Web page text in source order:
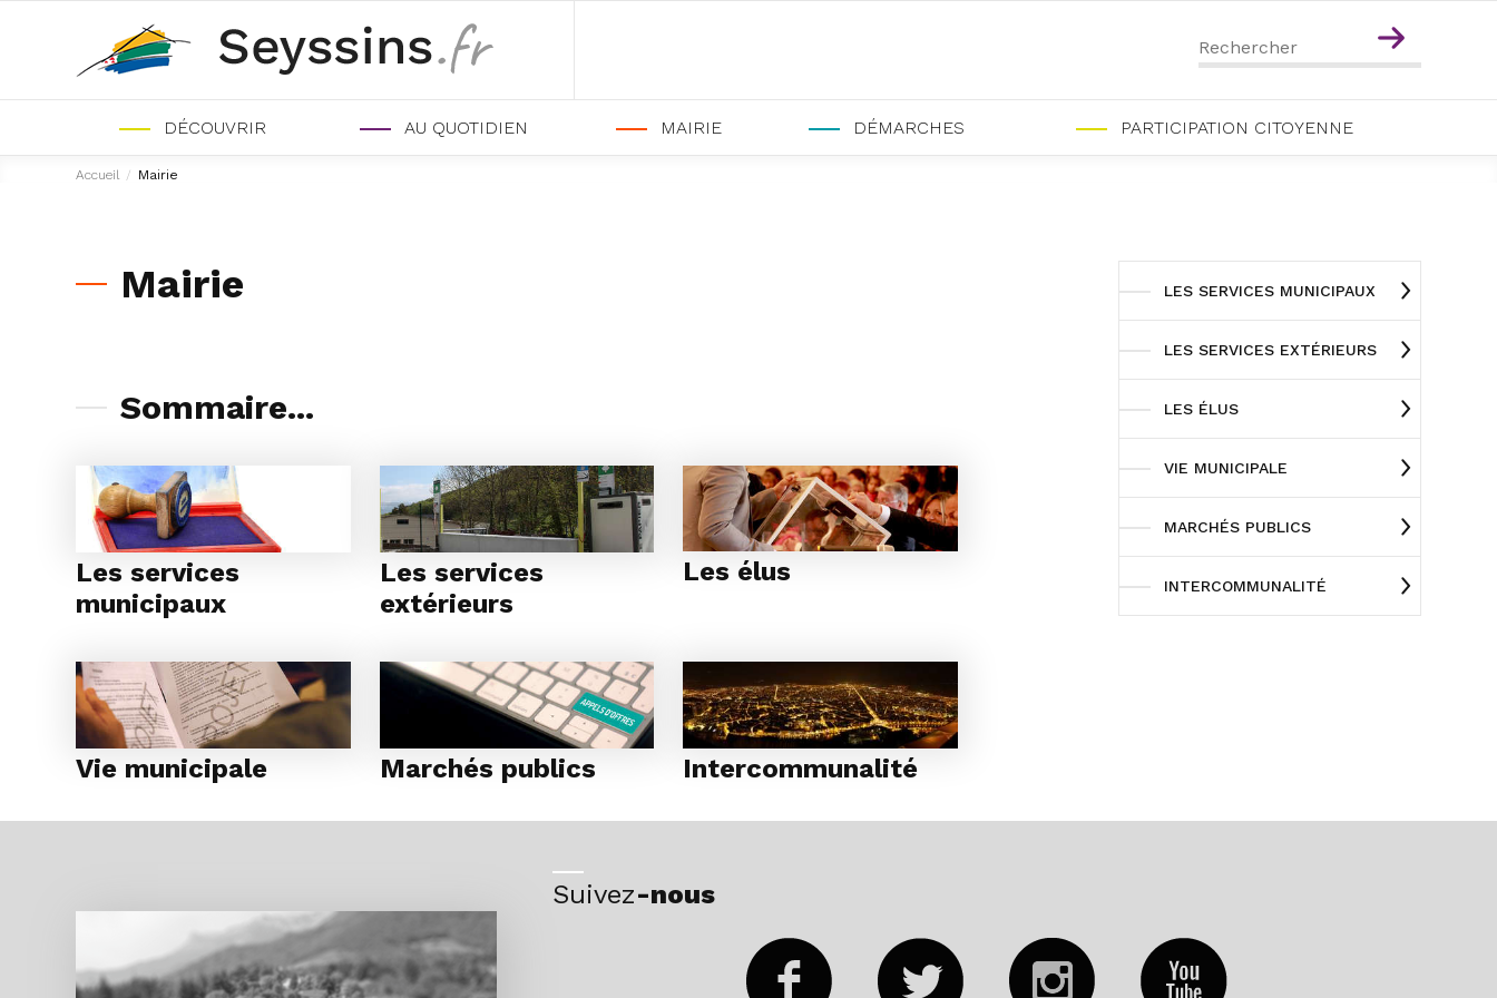
DÉCOUVRIR AU QUOTIDIEN MAIRIE DÉMARCHES PARTICIPATION CITOYENNE
Accueil / Mairie
Mairie
Sommaire...
Les services
municipaux
Les services
extérieurs
Les élus
Vie municipale Marchés publics Intercommunalité
LES SERVICES MUNICIPAUX
LES SERVICES EXTÉRIEURS
LES ÉLUS
VIE MUNICIPALE
MARCHÉS PUBLICS
INTERCOMMUNALITÉ
Suivez-nous